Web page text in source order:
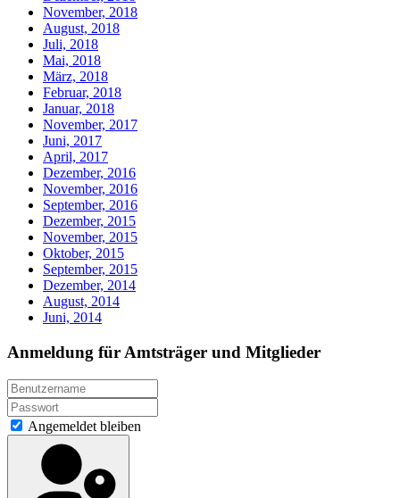
November, 2018
August, 2018
Juli, 2018
Mai, 2018
März, 2018
Februar, 2018
Januar, 2018
November, 2017
Juni, 2017
April, 2017
Dezember, 2016
November, 2016
September, 2016
Dezember, 2015
November, 2015
Oktober, 2015
September, 2015
Dezember, 2014
August, 2014
Juni, 2014
Anmeldung für Amtsträger und Mitglieder
Angemeldet bleiben